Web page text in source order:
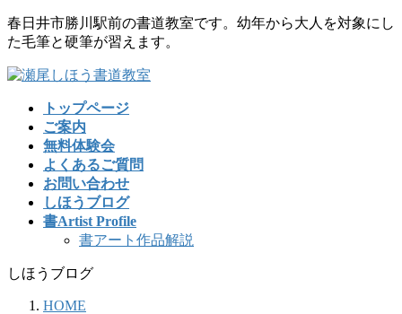
コ
ン
ン
ナ
ビ
ー
春日井市勝川駅前の書道教室です。幼年から大人を対象にし
た毛筆と硬筆が習えます。
トップページ
ご案内
無料体験会
よくあるご質問
お問い合わせ
しほうブログ
書Artist Profile
書アート作品解説
しほうブログ
HOME